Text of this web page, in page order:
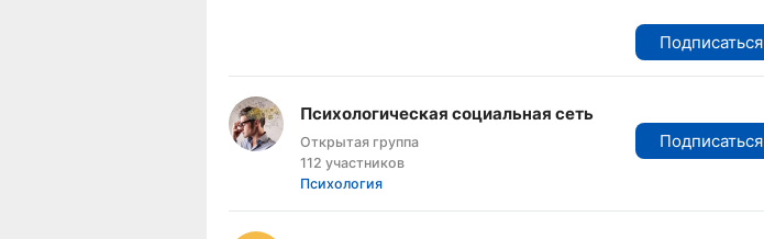
Подписаться
Психологическая социальная сеть
Открытая группа
112 участников
Психология
Подписаться